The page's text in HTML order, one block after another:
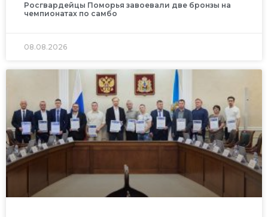
Росгвардейцы Поморья завоевали две бронзы на
чемпионатах по самбо
08.08.2026